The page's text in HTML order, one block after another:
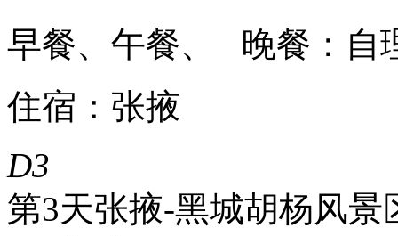
早餐、午餐、 晚餐：自
住宿：张掖
D3
第3天张掖-黑城胡杨风景